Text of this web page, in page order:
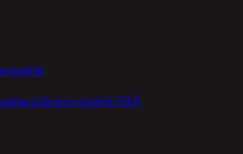
súborov cookie (EÚ)